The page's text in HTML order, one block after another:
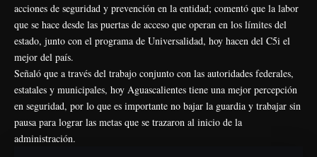
acciones de seguridad y prevención en la entidad; comentó que la labor
que se hace desde las puertas de acceso que operan en los límites del
estado, junto con el programa de Universalidad, hoy hacen del C5i el
mejor del país.
Señaló que a través del trabajo conjunto con las autoridades federales,
estatales y municipales, hoy Aguascalientes tiene una mejor percepción
en seguridad, por lo que es importante no bajar la guardia y trabajar sin
pausa para lograr las metas que se trazaron al inicio de la
administración.